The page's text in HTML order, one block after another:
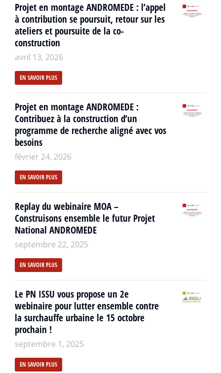
Projet en montage ANDROMEDE : l’appel
à contribution se poursuit, retour sur les
ateliers et poursuite de la co-
construction
avril 13, 2026
EN SAVOIR PLUS
Projet en montage ANDROMEDE :
Contribuez à la construction d’un
programme de recherche aligné avec vos
besoins
février 24, 2026
EN SAVOIR PLUS
Replay du webinaire MOA –
Construisons ensemble le futur Projet
National ANDROMEDE
septembre 22, 2025
EN SAVOIR PLUS
Le PN ISSU vous propose un 2e
webinaire pour lutter ensemble contre
la surchauffe urbaine le 15 octobre
prochain !
septembre 1, 2025
EN SAVOIR PLUS